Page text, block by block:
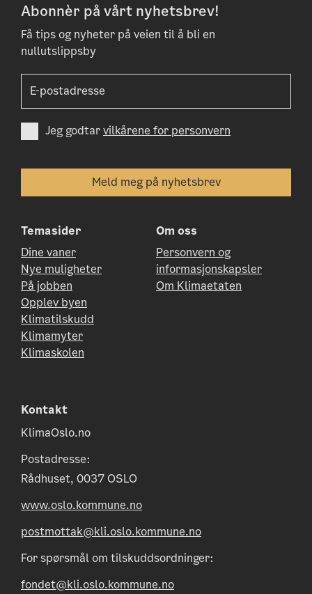
Abonnèr på vårt nyhetsbrev!
Få tips og nyheter på veien til å bli en
nullutslippsby
Jeg godtarvilkårene for personvern
Temasider
Dine vaner
Nye muligheter
På jobben
Opplev byen
Klimatilskudd
Klimamyter
Klimaskolen
Om oss
Personvern og
informasjonskapsler
Om Klimaetaten
Kontakt
KlimaOslo.no
Postadresse:
Rådhuset, 0037 OSLO
www.oslo.kommune.no
postmottak@kli.oslo.kommune.no
For spørsmål om tilskuddsordninger:
fondet@kli.oslo.kommune.no